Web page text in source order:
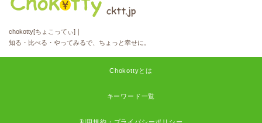
chokotty[ちょこってぃ]｜
知る・比べる・やってみるで、ちょっと幸せに。
Chokottyとは
キーワード一覧